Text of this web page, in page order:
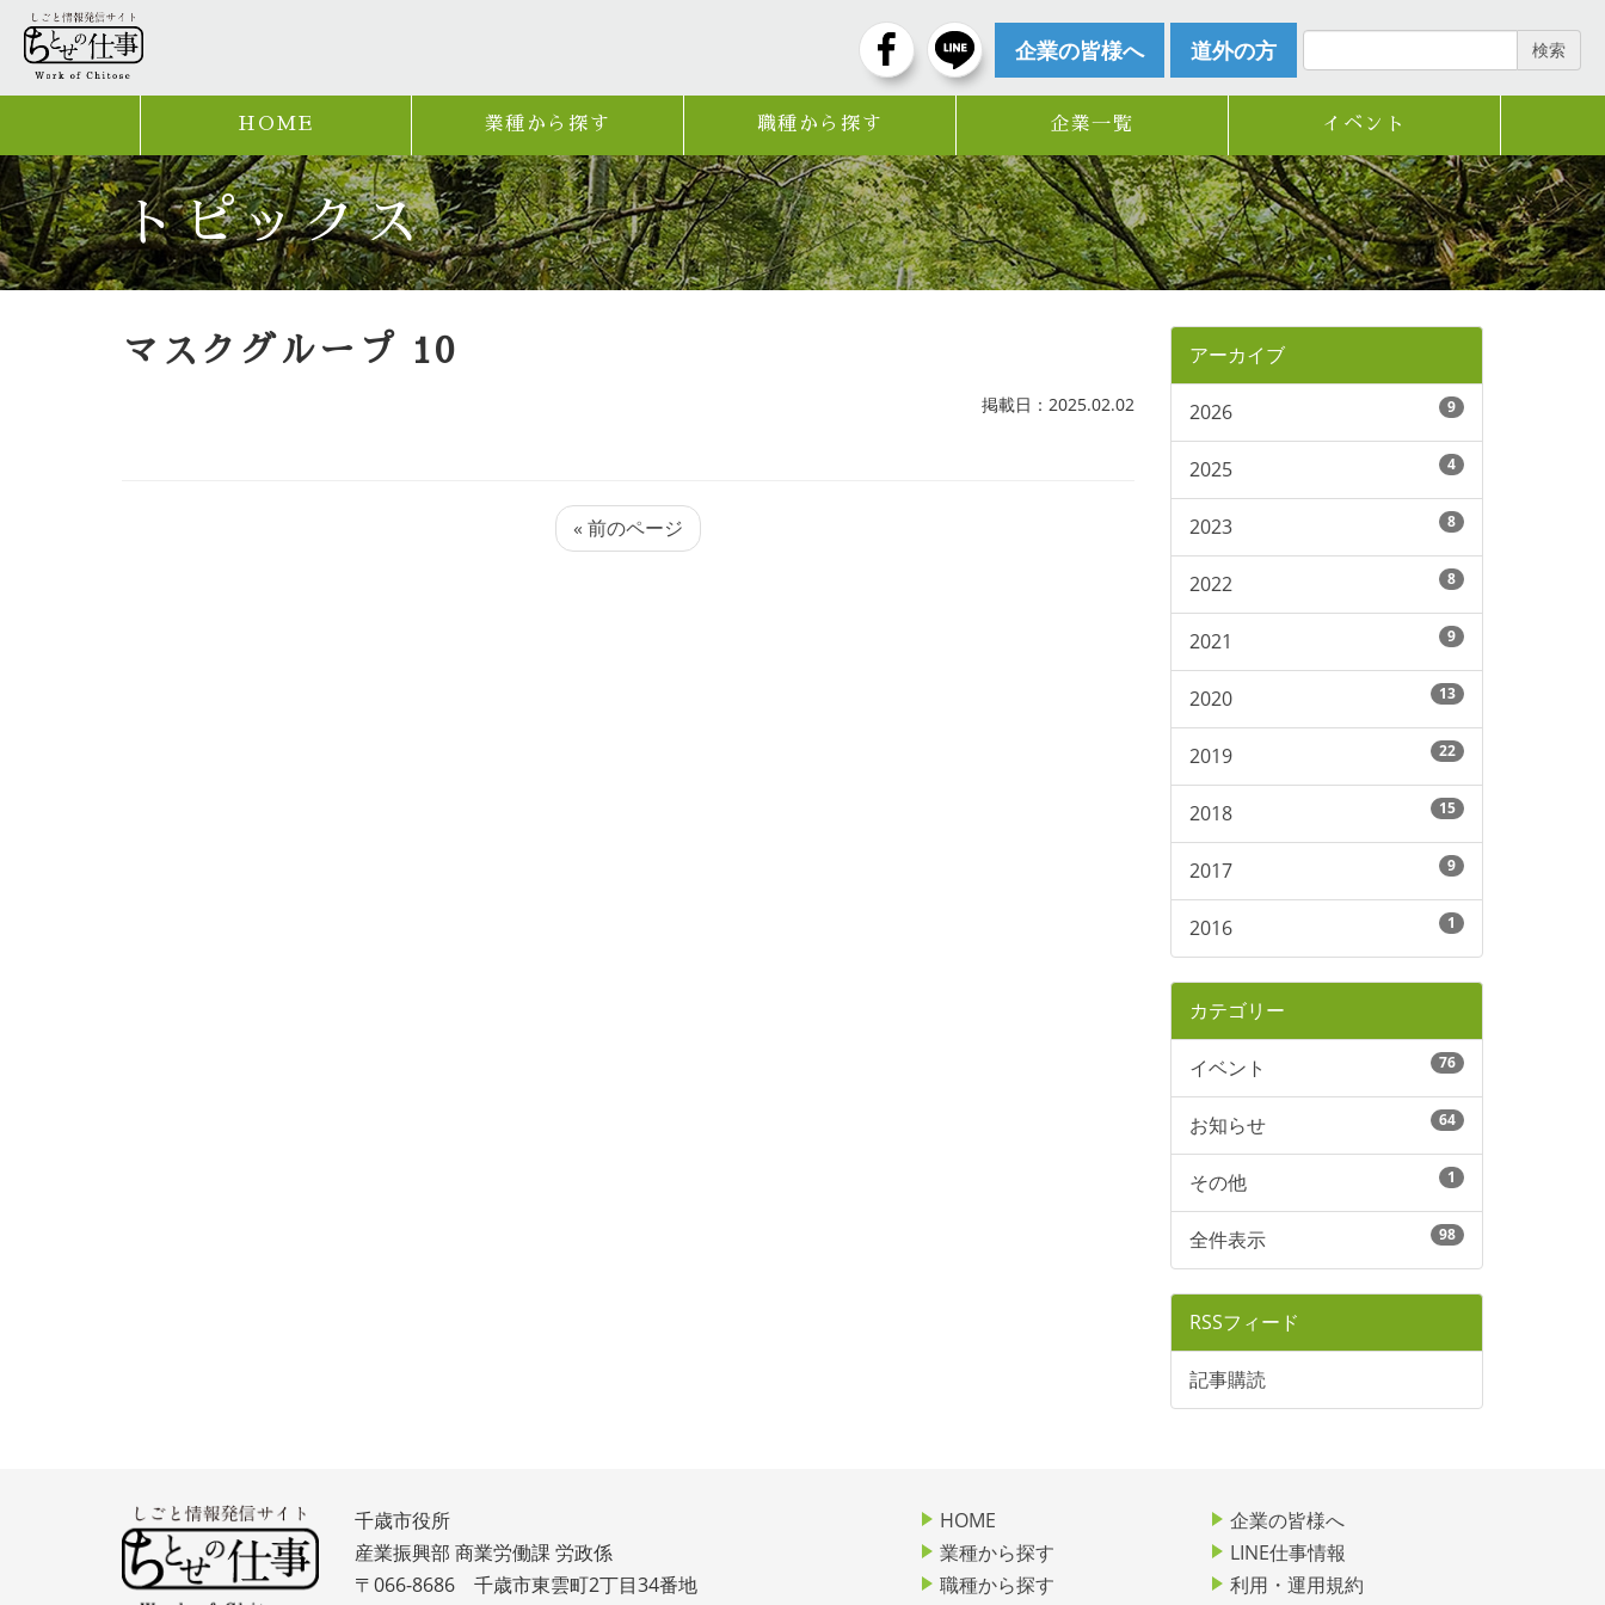
企業の皆様へ 道外の方 検索
HOME 業種から探す 職種から探す 企業一覧 イベント
トピックス
マスクグループ 10
掲載日：2025.02.02
« 前のページ
アーカイブ
2026 9
2025 4
2023 8
2022 8
2021 9
2020 13
2019 22
2018 15
2017 9
2016 1
カテゴリー
イベント 76
お知らせ 64
その他 1
全件表示 98
RSSフィード
記事購読
千歳市役所
産業振興部 商業労働課 労政係
〒066-8686 千歳市東雲町2丁目34番地
HOME
業種から探す
職種から探す
企業の皆様へ
LINE仕事情報
利用・運用規約